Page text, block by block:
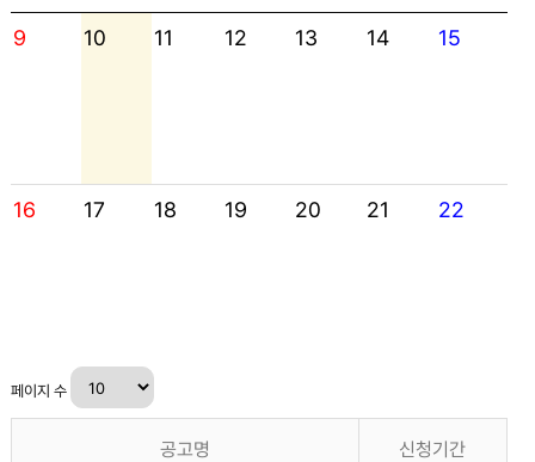
9 10 11 12 13 14 15
16 17 18 19 20 21 22
페이지 수
공고명 신청기간